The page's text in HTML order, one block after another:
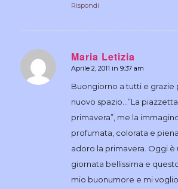
Rispondi
Maria Letizia
dice:
Aprile 2, 2011 in 9:37 am
Buongiorno a tutti e grazie
nuovo spazio…”La
primavera”, me la
profumata, colorata e piena
adoro la primavera. Oggi è
giornata bellissima e
mio buonumore e mi